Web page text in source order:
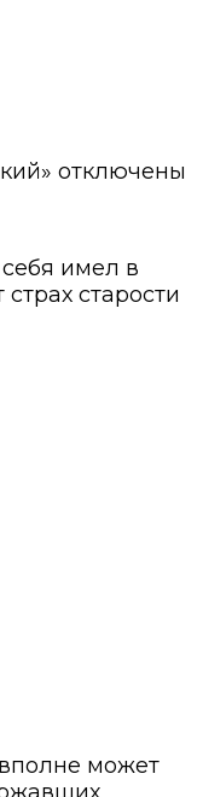
отключены
имел в
старости
может